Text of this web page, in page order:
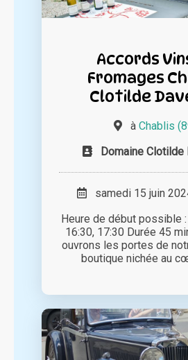
Accords
Fromages
Clotilde
à Chablis
Domaine Clotilde
samedi 15 juin
Heure de début possible
16:30, 17:30 Durée 45
ouvrons les portes de
boutique nichée au